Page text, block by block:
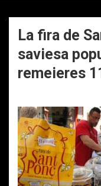
La fira de
saviesa
remeieres